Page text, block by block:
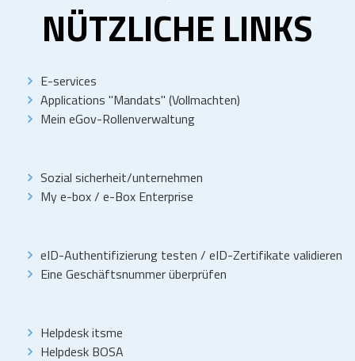
NÜTZLICHE LINKS
E-services
Applications "Mandats" (Vollmachten)
Mein eGov-Rollenverwaltung
Sozial sicherheit/unternehmen
My e-box/ e-Box Enterprise
eID-Authentifizierung testen / eID-Zertifikate validieren
Eine Geschäftsnummer überprüfen
Helpdesk itsme
Helpdesk BOSA